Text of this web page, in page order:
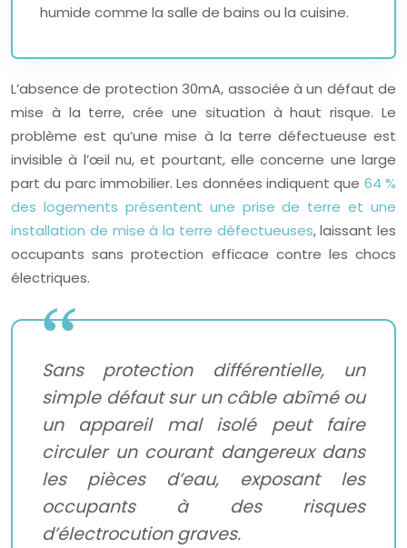
humide comme la salle de bains ou la cuisine.
L’absence de protection 30mA, associée à un défaut de
mise à la terre, crée une situation à haut risque. Le
problème est qu’une mise à la terre défectueuse est
invisible à l’œil nu, et pourtant, elle concerne une large
part du parc immobilier. Les données indiquent que 64 %
des logements présentent une prise de terre et une
installation de mise à la terre défectueuses, laissant les
occupants sans protection efficace contre les chocs
électriques.
Sans protection différentielle, un
simple défaut sur un câble abîmé ou
un appareil mal isolé peut faire
circuler un courant dangereux dans
les pièces d’eau, exposant les
occupants à des risques
d’électrocution graves.